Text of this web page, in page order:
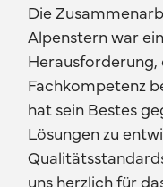
Die
Alpenstern war
Fachkompetenz
hat sein Bestes
Lösungen zu
uns herzlich für